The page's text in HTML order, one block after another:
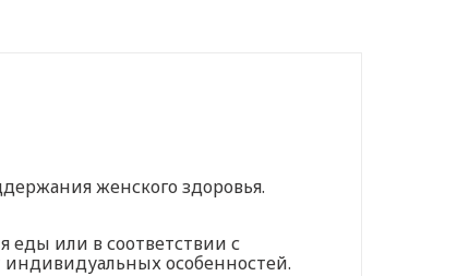
женского здоровья.
еды или в соответствии с
особенностей.